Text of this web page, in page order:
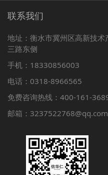
联系我们
地址：衡水市冀州区高新技
三路东侧
手机：18330856003
电话：0318-8966565
免费咨询热线：400-161-
邮箱：3237522768@qq.com